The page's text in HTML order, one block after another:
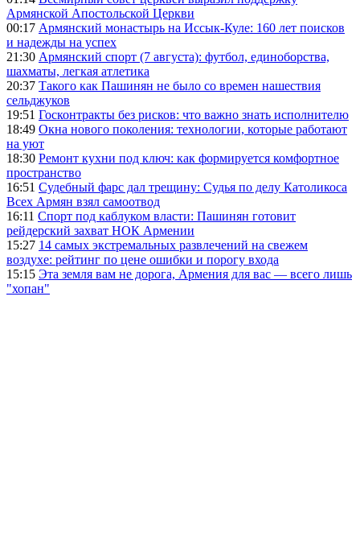
Армянской Апостольской Церкви
00:17 Армянский монастырь на Иссык-Куле: 160 лет поисков
и надежды на успех
21:30 Армянский спорт (7 августа): футбол, единоборства,
шахматы, легкая атлетика
20:37 Такого как Пашинян не было со времен нашествия
сельджуков
19:51 Госконтракты без рисков: что важно знать исполнителю
18:49 Окна нового поколения: технологии, которые работают
на уют
18:30 Ремонт кухни под ключ: как формируется комфортное
пространство
16:51 Судебный фарс дал трещину: Судья по делу Католикоса
Всех Армян взял самоотвод
16:11 Спорт под каблуком власти: Пашинян готовит
рейдерский захват НОК Армении
15:27 14 самых экстремальных развлечений на свежем
воздухе: рейтинг по цене ошибки и порогу входа
15:15 Эта земля вам не дорога, Армения для вас — всего лишь
"хопан"